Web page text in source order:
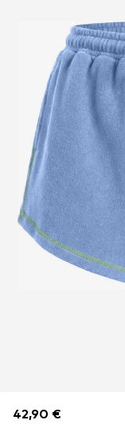
42,90 €
42,90 €